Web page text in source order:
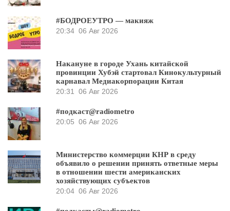
#БОДРОЕУТРО — макияж
20:34 06 Авг 2026
Накануне в городе Ухань китайской
провинции Хубэй стартовал Кинокультурный
карнавал Медиакорпорации Китая
20:31
06 Авг 2026
#подкаст@radiometro
20:05 06 Авг 2026
Министерство коммерции КНР в среду
объявило о решении принять ответные меры
в отношении шести американских
хозяйствующих субъектов
20:04 06 Авг 2026